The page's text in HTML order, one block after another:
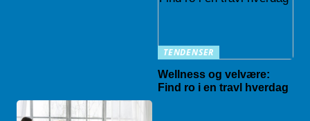
TENDENSER
Wellness og velvære:
Find ro i en travl hverdag